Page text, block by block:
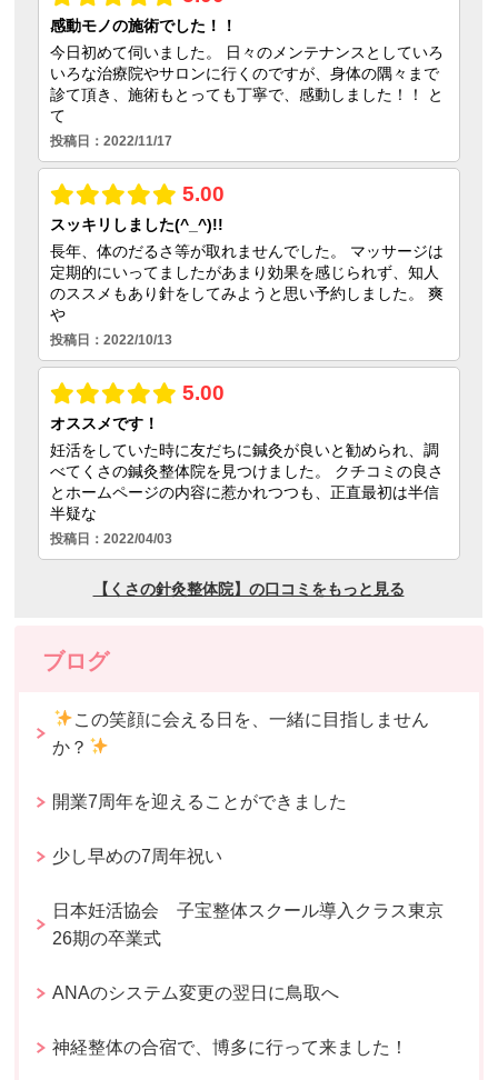
ブログ
この笑顔に会える日を、一緒に目指しません
か？
開業7周年を迎えることができました
少し早めの7周年祝い
日本妊活協会 子宝整体スクール導入クラス東京
26期の卒業式
ANAのシステム変更の翌日に鳥取へ
神経整体の合宿で、博多に行って来ました！